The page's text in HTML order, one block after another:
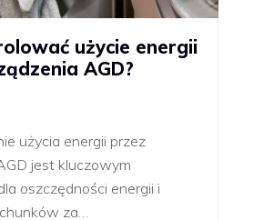
użycie energii
AGD?
użycia energii przez
jest kluczowym
oszczędności energii i
za…